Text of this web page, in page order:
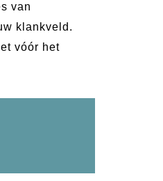
klankveld.
vóór het